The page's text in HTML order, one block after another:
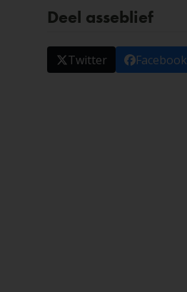
Deel asseblief
Twitter Facebook